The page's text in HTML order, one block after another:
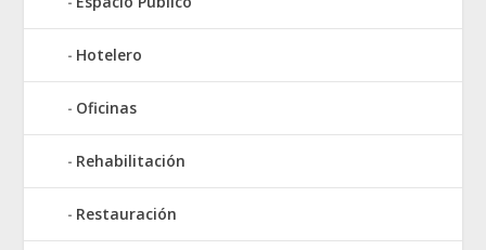
Hotelero
Oficinas
Rehabilitación
Restauración